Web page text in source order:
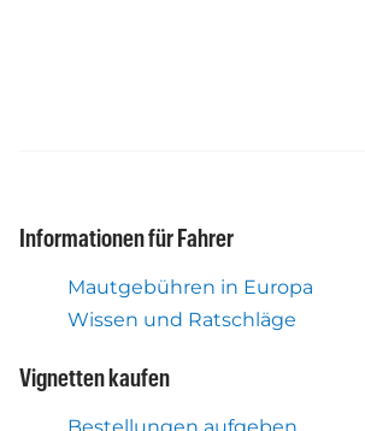
Informationen für Fahrer
Mautgebühren in Europa
Wissen und Ratschläge
Vignetten kaufen